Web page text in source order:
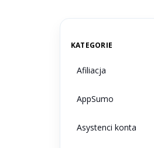
KATEGORIE
Afiliacja
AppSumo
Asystenci konta